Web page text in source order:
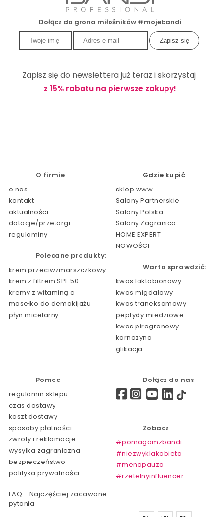
Dołącz do grona miłośników #mojebandi
Zapisz się do newslettera już teraz i skorzystaj
z 15% rabatu na pierwsze zakupy!
O firmie
o nas
kontakt
aktualności
dotacje/przetargi
regulaminy
Polecane produkty:
krem przeciwzmarszczkowy
krem z filtrem SPF 50
kremy z witaminą c
masełko do demakijażu
płyn micelarny
Gdzie kupić
sklep www
Salony Partnerskie
Salony Polska
Salony Zagranica
HOME EXPERT
NOWOŚCI
Warto sprawdzić:
kwas laktobionowy
kwas migdałowy
kwas traneksamowy
peptydy miedziowe
kwas pirogronowy
karnozyna
glikacja
Pomoc
regulamin sklepu
czas dostawy
koszt dostawy
sposoby płatności
zwroty i reklamacje
wysyłka zagraniczna
bezpieczeństwo
polityka prywatności
FAQ - Najczęściej zadawane
pytania
Dołącz do nas
Zobacz
#pomagamzbandi
#niezwyklakobieta
#menopauza
#rzetelnyinfluencer